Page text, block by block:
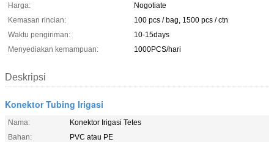
Harga:
Nogotiate
Kemasan rincian:
100 pcs / bag, 1500 pcs / ctn
Waktu pengiriman:
10-15days
Menyediakan kemampuan:
1000PCS/hari
Deskripsi
Konektor Tubing Irigasi
Nama:
Konektor Irigasi Tetes
Bahan:
PVC atau PE